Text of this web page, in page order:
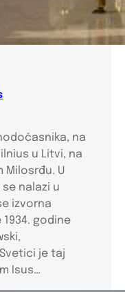
na
u Litvi, na
Milosrđu. U
nalazi u
izvorna
godine
je taj
Isus…